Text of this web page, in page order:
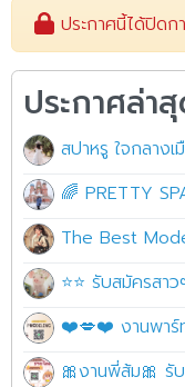
ประกาศนี้ได้ปิดก
ประกาศล่า
สปาหรู ใจกลาง
🌈 PRETTY
The Best
⭐⭐ รับสมัครสา
❤️💋❤️ งานพาร์
🎀งานพี่ส้ม🎀 รั